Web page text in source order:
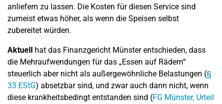
anliefern zu lassen. Die Kosten für diesen Service sind
zumeist etwas höher, als wenn die Speisen selbst
zubereitet würden.
Aktuell hat das Finanzgericht Münster entschieden, dass
die Mehraufwendungen für das „Essen auf Rädern“
steuerlich aber nicht als außergewöhnliche Belastungen (§
33 EStG) absetzbar sind, und zwar auch dann nicht, wenn
diese krankheitsbedingt entstanden sind (FG Münster, Urteil